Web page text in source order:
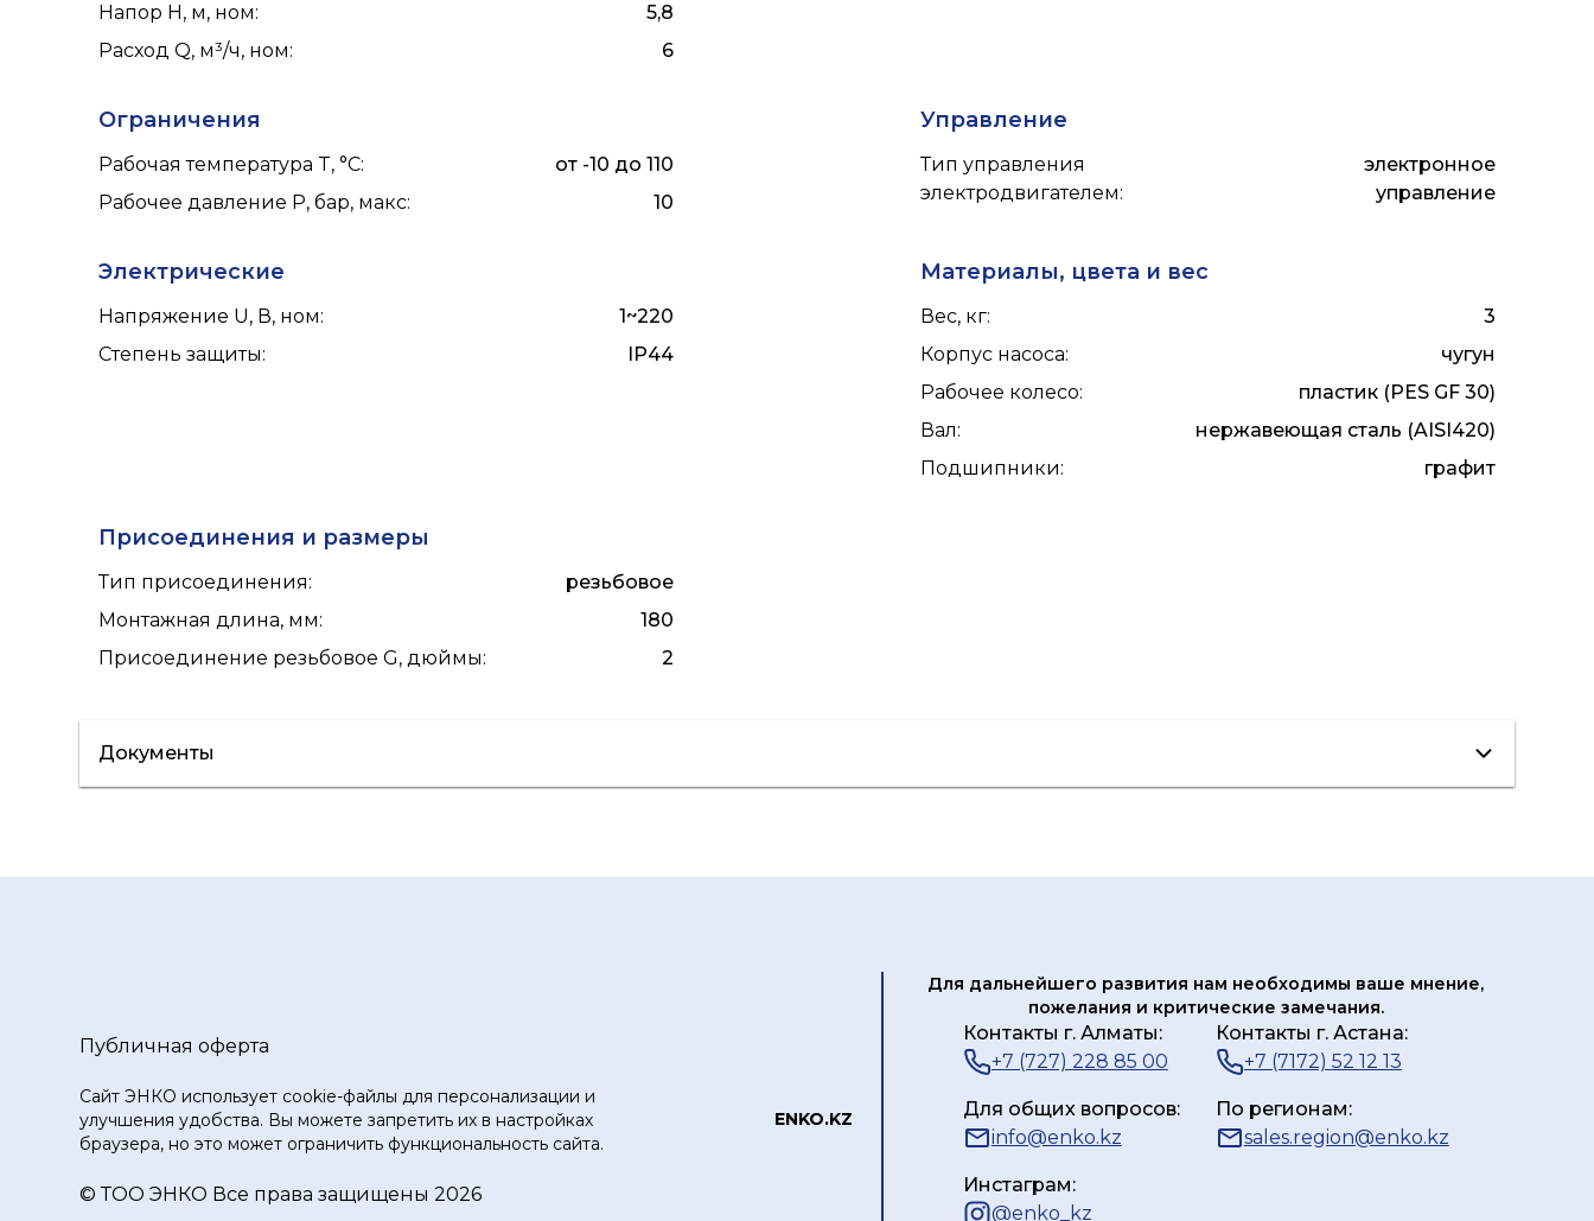
Напор H, м, ном:
5,8
Расход Q, м³/ч, ном: 6
Ограничения
Рабочая температура T, °C:
от -10 до 110
Рабочее давление P, бар, макс: 10
Управление
Тип управления
электродвигателем:
электронное
управление
Электрические
Напряжение U, В, ном:
1~220
Степень защиты: IP44
Материалы, цвета и вес
Вес, кг:
3
Корпус насоса:
чугун
Рабочее колесо:
пластик (PES GF 30)
Вал:
нержавеющая сталь (AISI420)
Подшипники: графит
Присоединения и размеры
Тип присоединения:
резьбовое
Монтажная длина, мм:
180
Присоединение резьбовое G, дюймы: 2
Документы
Публичная оферта
Сайт ЭНКО использует cookie-файлы для персонализации и
улучшения удобства. Вы можете запретить их в настройках
браузера, но это может ограничить функциональность сайта.
© ТOO ЭНКО Все права защищены 2026
ЕNKO.KZ
Для дальнейшего развития нам необходимы ваше мнение,
пожелания и критические замечания.
Контакты г. Алматы:
+7 (727) 228 85 00
Контакты г. Астана:
+7 (7172) 52 12 13
Для общих вопросов:
info@enko.kz
По регионам:
sales.region@enko.kz
Инстаграм:
@enko_kz